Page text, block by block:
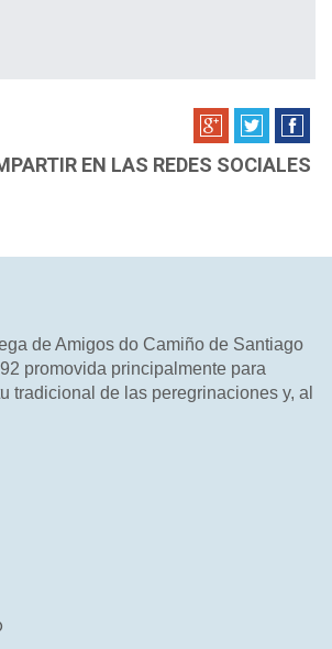
EN LAS REDES SOCIALES
de Amigos do Camiño de Santiago
promovida principalmente para
tradicional de las peregrinaciones y, al